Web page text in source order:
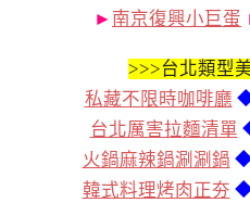
► 南京復興小巨蛋
>>>台北類型
私藏不限時咖啡廳
台北厲害拉麵清單
火鍋麻辣鍋涮涮鍋
韓式料理烤肉正夯